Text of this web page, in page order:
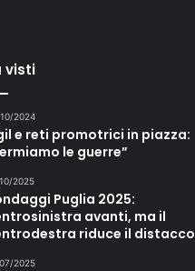
visti
2024
e reti promotrici in piazza:
le guerre”
2025
Puglia 2025:
avanti, ma il
riduce il distacco
2025